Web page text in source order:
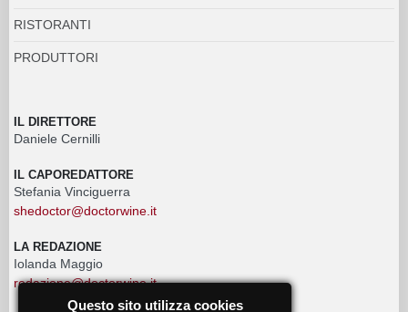
RISTORANTI
PRODUTTORI
IL DIRETTORE
Daniele Cernilli
IL CAPOREDATTORE
Stefania Vinciguerra
shedoctor@doctorwine.it
LA REDAZIONE
Iolanda Maggio
redazione@doctorwine.it
Questo sito utilizza cookies